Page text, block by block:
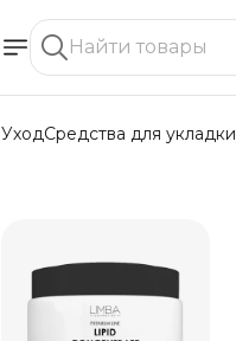
УходСредства для укладки